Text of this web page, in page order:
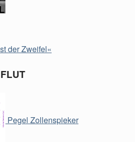
der Zweifel«
Pegel Zollenspieker